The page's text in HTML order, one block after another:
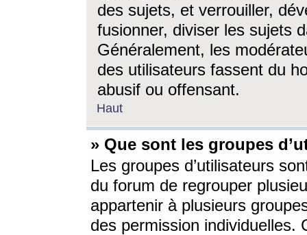
des sujets, et verrouiller,
fusionner, diviser les sujets
Généralement, les
des utilisateurs fassent du
abusif ou offensant.
Haut
» Que sont les groupes
Les groupes d’utilisateurs
du forum de regrouper
appartenir à plusieurs
des permission individuelles.